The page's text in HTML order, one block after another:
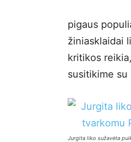
pigaus
žiniasklaidai
kritikos
susitikime su
Jurgita liko sužavėta